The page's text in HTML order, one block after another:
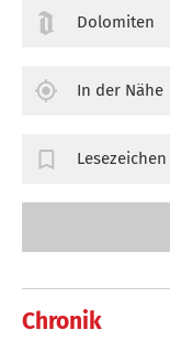
Chronik
Dolomiten
In der Nähe
Lesezeichen